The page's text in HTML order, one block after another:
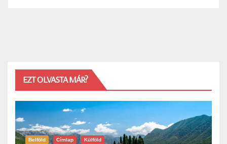
EZT OLVASTA MÁR?
Belföld Címlap Külföld